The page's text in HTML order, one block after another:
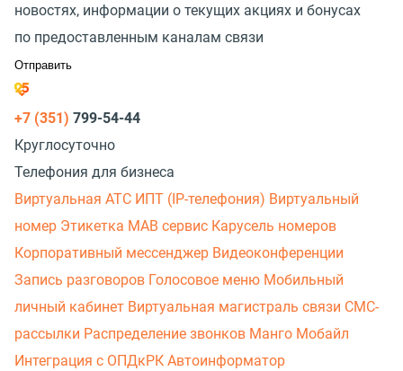
новостях, информации о текущих акциях и бонусах
по предоставленным каналам связи
+7 (351) 799-54-44
Круглосуточно
Телефония для бизнеса
Виртуальная АТС ИПТ (IP-телефония) Виртуальный
номер Этикетка МАВ сервис Карусель номеров
Корпоративный мессенджер Видеоконференции
Запись разговоров Голосовое меню Мобильный
личный кабинет Виртуальная магистраль связи СМС-
рассылки Распределение звонков Манго Мобайл
Интеграция с ОПДкРК Автоинформатор